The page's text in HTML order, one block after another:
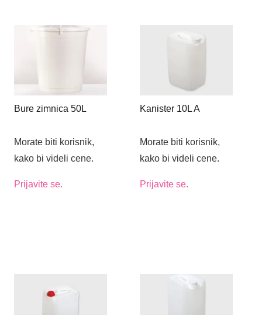
Bure zimnica 50L
Morate biti korisnik,
kako bi videli cene.
Prijavite se.
Kanister 10L A
Morate biti korisnik,
kako bi videli cene.
Prijavite se.